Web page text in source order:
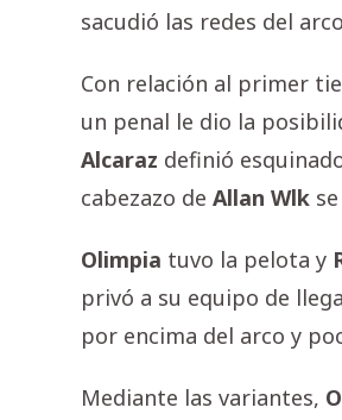
sacudió las redes del
Con relación al primer
un penal le dio la
Alcaraz definió
cabezazo de Allan Wlk
Olimpia tuvo la pelota y
privó a su equipo de
por encima del arco y
Mediante las variantes,